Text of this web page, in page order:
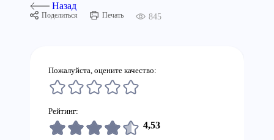
Назад
Поделиться Печать 845
Пожалуйста, оцените качество:
Рейтинг:
4,53